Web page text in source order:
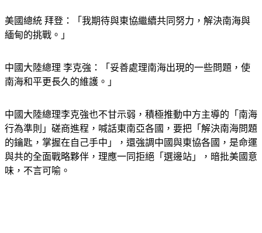
美國總統 拜登：「我期待與東協繼續共同努力，解決南海與
緬甸的挑戰。」
中國大陸總理 李克強：「妥善處理南海出現的一些問題，使
南海和平更長久的維護。」
中國大陸總理李克強也不甘示弱，積極推動中方主導的「南海
行為準則」磋商進程，喊話東南亞各國，要把「解決南海問題
的鑰匙，掌握在自己手中」，還強調中國與東協各國，是命運
與共的全面戰略夥伴，理應一同拒絕「選邊站」，暗批美國意
味，不言可喻。